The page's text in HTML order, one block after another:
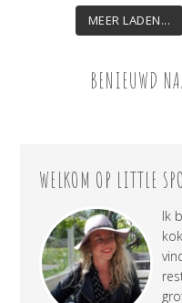
MEER LADEN...
BENIEUWD
WELKOM OP LITTLE
Ik